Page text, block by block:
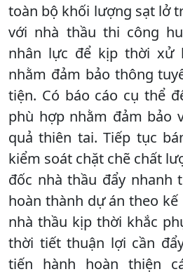
toàn bộ khối lượng sạt lở
với nhà thầu thi công
nhân lực để kịp thời xử
nhằm đảm bảo thông
tiện. Có báo cáo cụ thể
phù hợp nhằm đảm bảo
quả thiên tai. Tiếp tục
kiểm soát chặt chẽ chất
đốc nhà thầu đẩy nhanh
hoàn thành dự án theo kế
nhà thầu kịp thời khắc
thời tiết thuận lợi cần
tiến hành hoàn thiện